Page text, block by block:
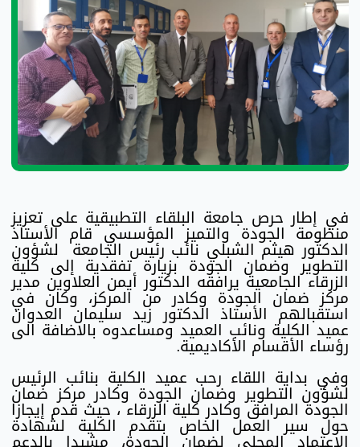
في إطار حرص جامعة البلقاء التطبيقية على تعزيز
منظومة الجودة والتميز المؤسسي قام الأستاذ
الدكتور هيثم الشبلي نائب رئيس الجامعة لشؤون
التطوير وضمان الجودة بزيارة تفقدية إلى كلية
الزرقاء الجامعية يرافقه الدكتور أيمن العلاوين مدير
مركز ضمان الجودة وكادر من المركز، وكان في
استقبالهم الأستاذ الدكتور زيد سليمان العدوان
عميد الكلية ونائب العميد ومساعدوه بالاضافة الى
رؤساء الأقسام الأكاديمية.
وفي بداية اللقاء رحب عميد الكلية بنائب الرئيس
لشؤون التطوير وضمان الجودة وكادر مركز ضمان
الجودة المرافق وكادر كلية الزرقاء ، حيث قدم إيجازا
حول سير العمل الخاص بتقدم الكلية لشهادة